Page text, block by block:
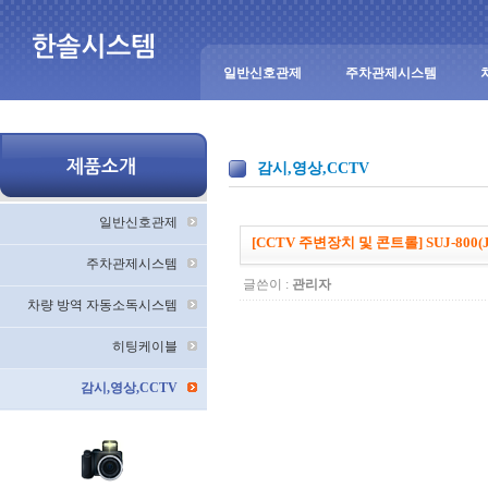
일반신호관제 주차관제시스템
일반신호관제
주차관제시스템
차량 방역 자동소독시스템
히팅케이블
감시,영상,CCTV
감시,영상,CCTV
[CCTV 주변장치 및 콘트롤] SUJ-
글쓴이 : 관리자